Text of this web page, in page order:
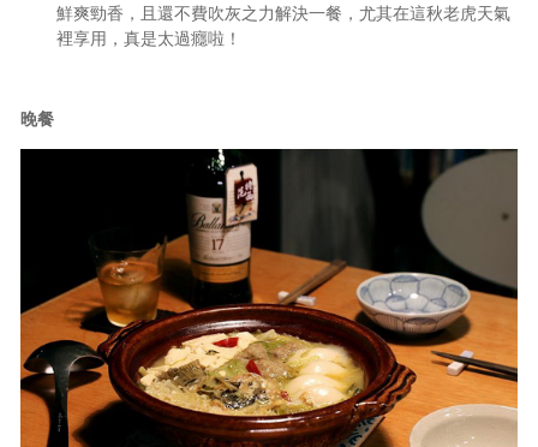
鮮爽勁香，且還不費吹灰之力解決一餐，尤其在這秋老虎天氣
裡享用，真是太過癮啦！
晚餐